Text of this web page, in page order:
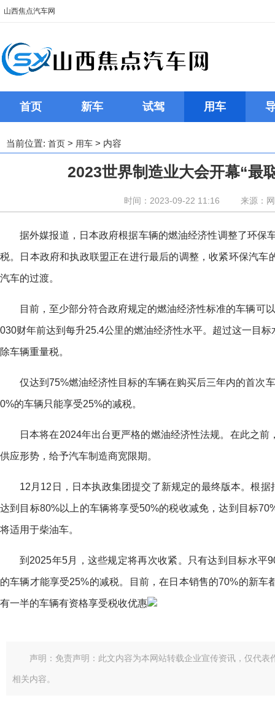
山西焦点汽车网
首页 新车 试驾 用车
当前位置: 首页 > 用车 > 内容
2023世界制造业大会开幕“最
时间：2023-09-22 11:16 来源：
据外媒报道，日本政府根据车辆的燃油经济性调整了环保
税。日本政府和执政联盟正在进行最后的调整，收紧环保汽
汽车的过渡。
目前，至少部分符合政府规定的燃油经济性标准的车辆可
030财年前达到每升25.4公里的燃油经济性水平。超过这一目
除车辆重量税。
仅达到75%燃油经济性目标的车辆在购买后三年内的首次
0%的车辆只能享受25%的减税。
日本将在2024年出台更严格的燃油经济性法规。在此之
供应形势，给予汽车制造商宽限期。
12月12日，日本执政集团提交了新规定的最终版本。根
达到目标80%以上的车辆将享受50%的税收减免，达到目标
将适用于柴油车。
到2025年5月，这些规定将再次收紧。只有达到目标水平
的车辆才能享受25%的减税。目前，在日本销售的70%的新
有一半的车辆有资格享受税收优惠
声明：免责声明：此文内容为本网站转载企业宣传资讯，仅代
相关内容。